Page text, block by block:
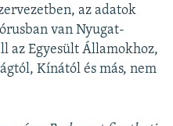
az adatok
van Nyugat-
az Egyesült Államokhoz,
Kínától és más, nem